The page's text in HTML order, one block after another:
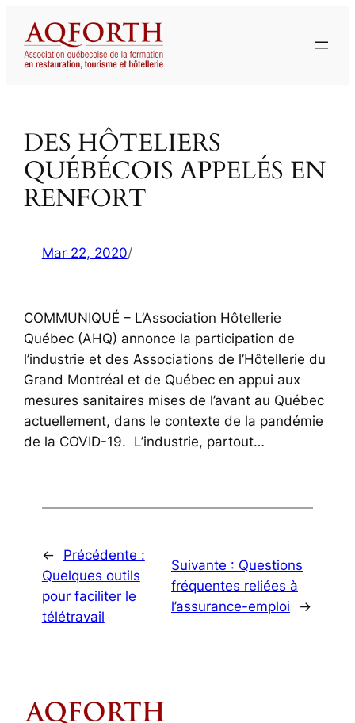
contenu
DES HÔTELIERS
QUÉBÉCOIS APPELÉS EN
RENFORT
Mar 22, 2020/
COMMUNIQUÉ – L’Association Hôtellerie
Québec (AHQ) annonce la participation de
l’industrie et des Associations de l’Hôtellerie du
Grand Montréal et de Québec en appui aux
mesures sanitaires mises de l’avant au Québec
actuellement, dans le contexte de la pandémie
de la COVID-19. L’industrie, partout…
←
Précédente :
Quelques outils
pour faciliter le
télétravail
Suivante : Questions
fréquentes reliées à
l’assurance-emploi
→